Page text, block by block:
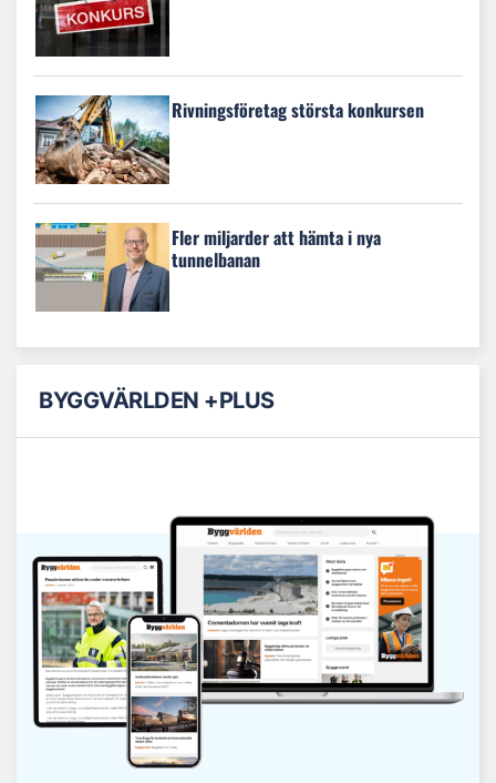
Rivningsföretag största konkursen
Fler miljarder att hämta i nya
tunnelbanan
BYGGVÄRLDEN +PLUS